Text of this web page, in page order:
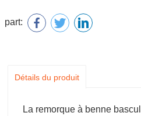
part:
Détails du produit
La remorque à benne